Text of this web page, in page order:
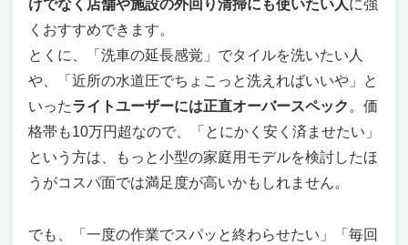
けでなく店舗や施設の外回り清掃にも使いたい人に強
くおすすめできます。
とくに、「洗車の延長感覚」でタイルを洗いたい人
や、「近所の水道圧でちょこっと洗えればいいや」と
いったライトユーザーには正直オーバースペック 。価
格帯も10万円超なので、「とにかく安く済ませたい」
という方は、もっと小型の家庭用モデルを検討したほ
うがコスパ面では満足度が高いかもしれません。
でも、「一度の作業でスパッと終わらせたい」「毎回